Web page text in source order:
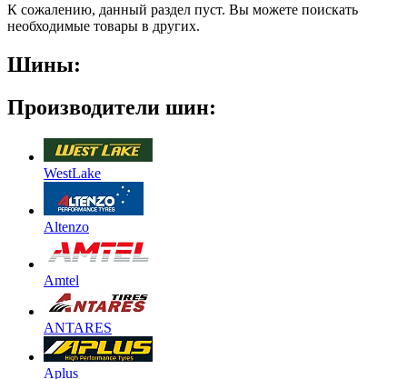
К сожалению, данный раздел пуст. Вы можете поискать
необходимые товары в других.
Шины:
Производители шин:
WestLake
Altenzo
Amtel
ANTARES
Aplus